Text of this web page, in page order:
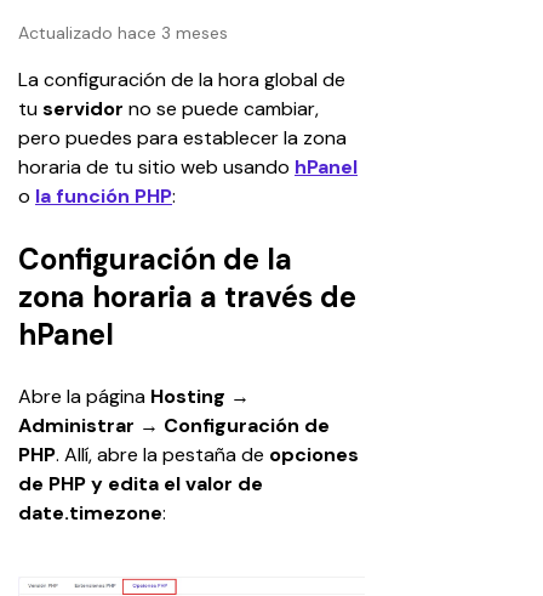
Actualizado hace 3 meses
La configuración de la hora global de
tu servidor no se puede cambiar,
pero puedes para establecer la zona
horaria de tu sitio web usando hPanel
o la función PHP:
Configuración de la
zona horaria a través de
hPanel
Abre la página Hosting →
Administrar → Configuración de
PHP. Allí, abre la pestaña de opciones
de PHP y edita el valor de
date.timezone: